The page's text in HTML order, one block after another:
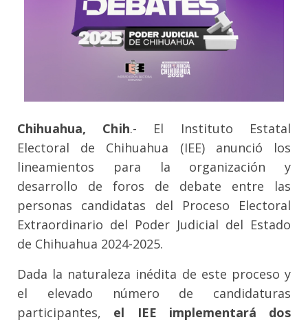
Chihuahua, Chih.- El Instituto Estatal
Electoral de Chihuahua (IEE) anunció los
lineamientos para la organización y
desarrollo de foros de debate entre las
personas candidatas del Proceso Electoral
Extraordinario del Poder Judicial del Estado
de Chihuahua 2024-2025.
Dada la naturaleza inédita de este proceso y
el elevado número de candidaturas
participantes, el IEE implementará dos